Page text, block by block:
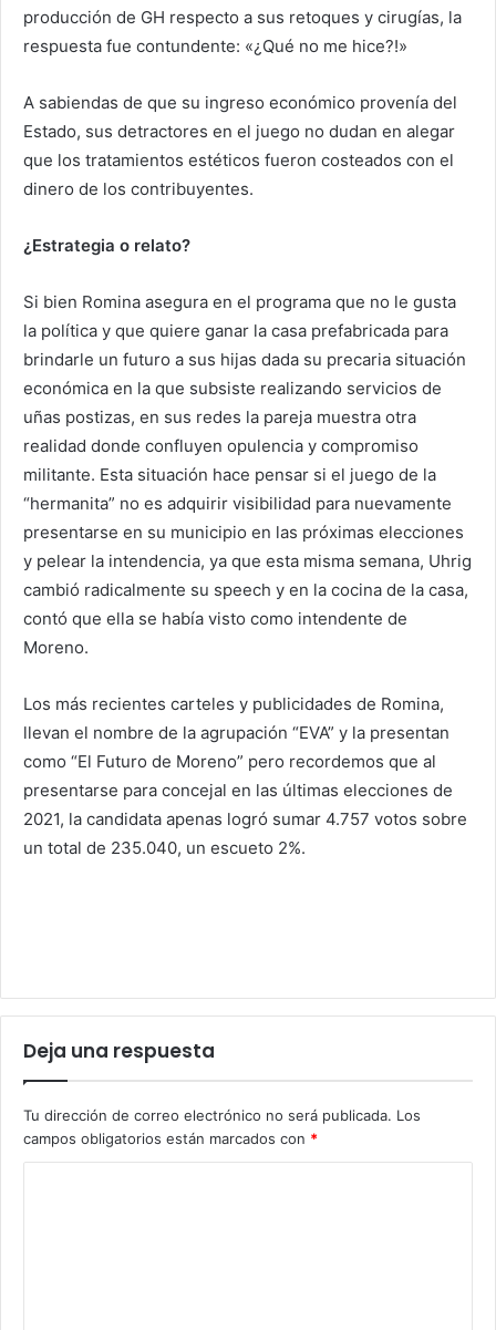
producción de GH respecto a sus retoques y cirugías, la
respuesta fue contundente: «¿Qué no me hice?!»
A sabiendas de que su ingreso económico provenía del
Estado, sus detractores en el juego no dudan en alegar
que los tratamientos estéticos fueron costeados con el
dinero de los contribuyentes.
¿Estrategia o relato?
Si bien Romina asegura en el programa que no le gusta
la política y que quiere ganar la casa prefabricada para
brindarle un futuro a sus hijas dada su precaria situación
económica en la que subsiste realizando servicios de
uñas postizas, en sus redes la pareja muestra otra
realidad donde confluyen opulencia y compromiso
militante. Esta situación hace pensar si el juego de la
“hermanita” no es adquirir visibilidad para nuevamente
presentarse en su municipio en las próximas elecciones
y pelear la intendencia, ya que esta misma semana, Uhrig
cambió radicalmente su speech y en la cocina de la casa,
contó que ella se había visto como intendente de
Moreno.
Los más recientes carteles y publicidades de Romina,
llevan el nombre de la agrupación “EVA” y la presentan
como “El Futuro de Moreno” pero recordemos que al
presentarse para concejal en las últimas elecciones de
2021, la candidata apenas logró sumar 4.757 votos sobre
un total de 235.040, un escueto 2%.
Deja una respuesta
Tu dirección de correo electrónico no será publicada. Los
campos obligatorios están marcados con *